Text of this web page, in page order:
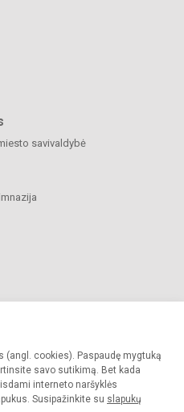
cookies). Paspaudę mygtuką
savo sutikimą. Bet kada
interneto naršyklės
Susipažinkite su slapukų
savivaldybė
gimnazija. Visos teisės saugomos.
sutikimo griežtai draudžiama.
Slapukų valdymas